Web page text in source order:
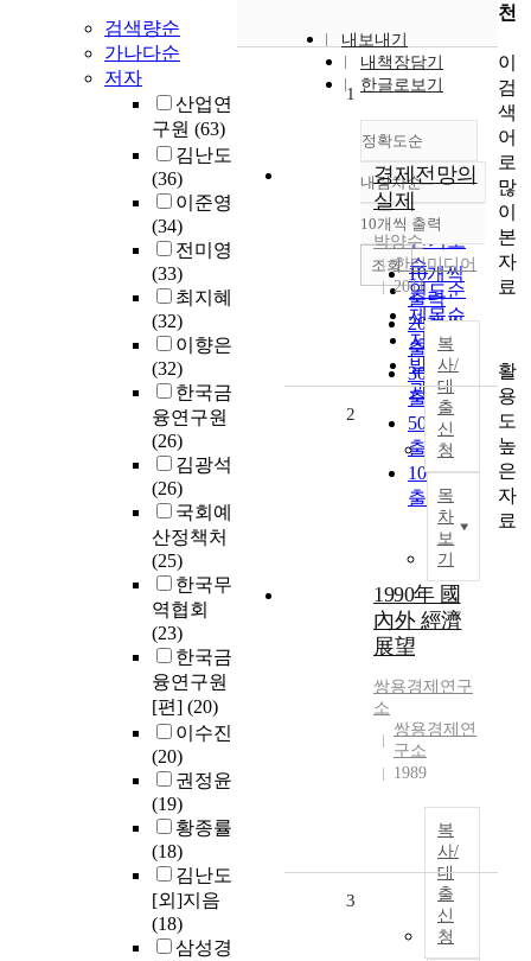
검색량순
가나다순
저자
산업연
구원 (63)
김난도
(36)
이준영
(34)
전미영
(33)
최지혜
(32)
이향은
(32)
한국금
융연구원
(26)
김광석
(26)
국회예
산정책처
(25)
한국무
역협회
(23)
한국금
융연구원
[편] (20)
이수진
(20)
권정윤
(19)
황종률
(18)
김난도
[외]지음
(18)
삼성경
내보내기
내책장담기
한글로보기
정확도순
정확도
순
인기도
순
연도순
제목순
저자순
발행기
관순
내림차순
내림차순
10개씩 출력
10개씩
출력
20개씩
출력
30개씩
출력
50개씩
출력
100개씩
출력
조회
1
경제전망의
실제
박양수
한티미디어
2011
복
사/
대
출
신
청
목
차
보
기
2
1990年 國
內外 經濟
展望
쌍용경제연구
소
쌍용경제연
구소
1989
복
사/
대
출
신
청
3
천
이
검
색
어
로
많
이
본
자
료
활
용
도
높
은
자
료